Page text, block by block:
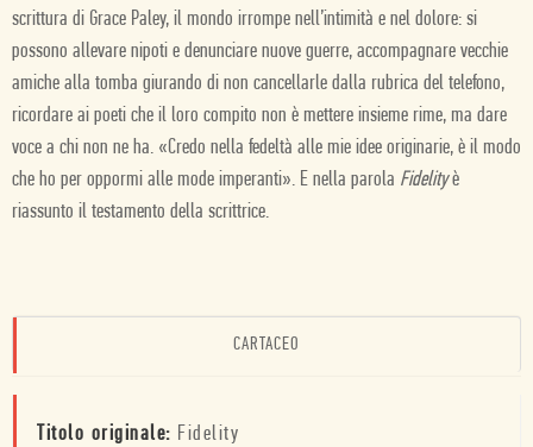
scrittura di Grace Paley, il mondo irrompe nell’intimità e nel dolore: si
possono allevare nipoti e denunciare nuove guerre, accompagnare vecchie
amiche alla tomba giurando di non cancellarle dalla rubrica del telefono,
ricordare ai poeti che il loro compito non è mettere insieme rime, ma dare
voce a chi non ne ha. «Credo nella fedeltà alle mie idee originarie, è il modo
che ho per oppormi alle mode imperanti». E nella parola Fidelityè
riassunto il testamento della scrittrice.
CARTACEO
Titolo originale: Fidelity